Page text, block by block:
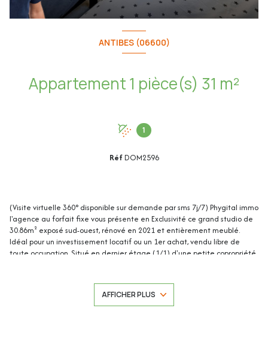
ANTIBES (06600)
Appartement 1 pièce(s) 31 m²
1
RéfDOM2596
(Visite virtuelle 360° disponible sur demande par sms 7j/7) Phygital immo
l'agence au forfait fixe vous présente en Exclusivité ce grand studio de
30.86m² exposé sud-ouest, rénové en 2021 et entièrement meublé.
Idéal pour un investissement locatif ou un 1er achat, vendu libre de
toute occupation. Situé en dernier étage (1/1) d'une petite copropriété
seulement 3 minutes à pied du nouveau bus-tram en direction de
Sophia Antipolis (arrêt Aloès). Pas de charges. Cet appartement de
AFFICHER PLUS